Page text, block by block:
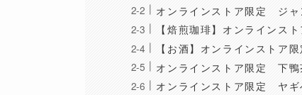
オンラインストア限定 ジ
【焙煎珈琲】オンライン
【お酒】オンラインスト
オンラインストア限定 下
オンラインストア限定 ヤ